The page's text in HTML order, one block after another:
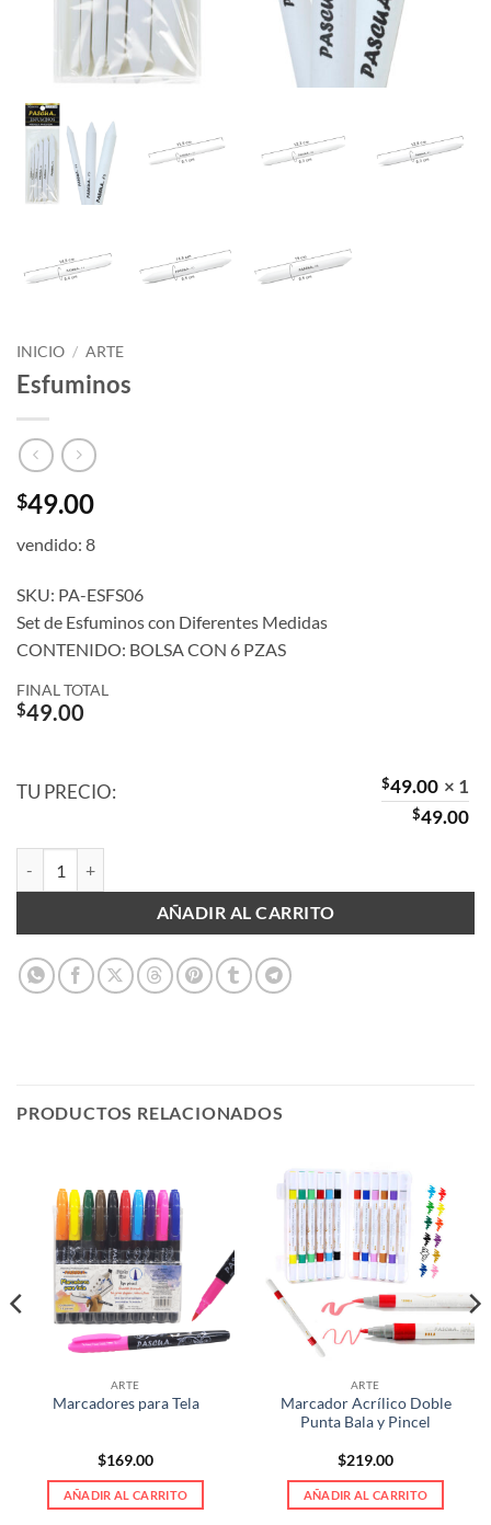
INICIO / ARTE
Esfuminos
$49.00
vendido: 8
SKU: PA-ESFS06
Set de Esfuminos con Diferentes Medidas
CONTENIDO: BOLSA CON 6 PZAS
FINAL TOTAL
$49.00
TU PRECIO: $49.00 × 1
$49.00
AÑADIR AL CARRITO
PRODUCTOS RELACIONADOS
ARTE
Marcadores para Tela
$169.00
AÑADIR AL CARRITO
ARTE
Marcador Acrílico Doble
Punta Bala y Pincel
$219.00
AÑADIR AL CARRITO